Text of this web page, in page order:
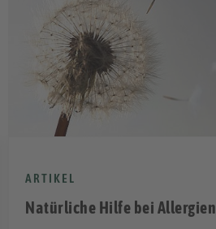
ARTIKEL
Natürliche Hilfe bei Allergien